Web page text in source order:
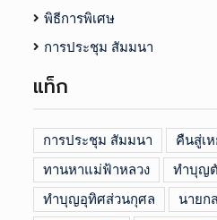
พิธีการพิเศษ
การประชุม สัมมนา
แท็ก
การประชุม สัมมนา คืนสู่เห
ทานหาแม่ฟ้าหลวง ทำบุญ
ทำบุญอุทิศส่วนกุศล นายก